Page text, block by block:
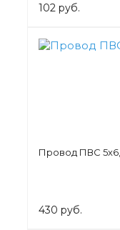
102 руб.
Провод ПВС
430 руб.